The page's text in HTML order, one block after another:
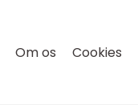
Om os Cookies